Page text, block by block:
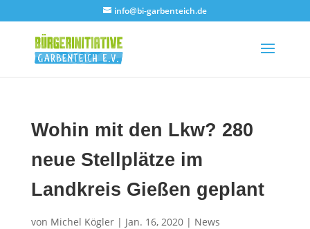
info@bi-garbenteich.de
Wohin mit den Lkw? 280
neue Stellplätze im
Landkreis Gießen geplant
von Michel Kögler| Jan. 16, 2020| News